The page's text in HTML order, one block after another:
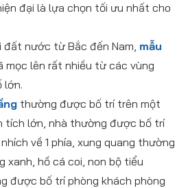
đại là lựa chọn tối ưu nhất cho
đất nước từ Bắc đến Nam, mẫu
mọc lên rất nhiều từ các vùng
lớn.
thường được bố trí trên một
tích lớn, nhà thường được bố trí
về 1 phía, xung quang thường
xanh, hồ cá coi, non bộ tiểu
được bố trí phòng khách phòng